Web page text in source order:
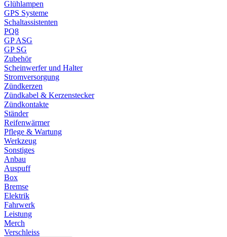
Glühlampen
GPS Systeme
Schaltassistenten
PQ8
GP ASG
GP SG
Zubehör
Scheinwerfer und Halter
Stromversorgung
Zündkerzen
Zündkabel & Kerzenstecker
Zündkontakte
Ständer
Reifenwärmer
Pflege & Wartung
Werkzeug
Sonstiges
Anbau
Auspuff
Box
Bremse
Elektrik
Fahrwerk
Leistung
Merch
Verschleiss